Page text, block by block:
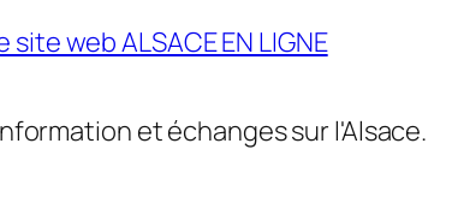
site web ALSACE EN LIGNE
et échanges sur l'Alsace.